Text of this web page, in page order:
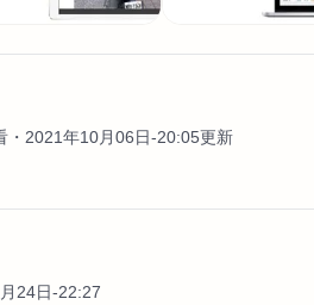
2021年10月06日-20:05更新
24日-22:27